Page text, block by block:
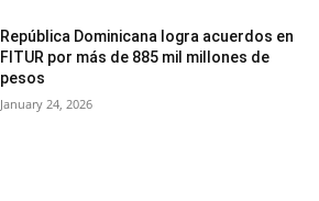
República Dominicana logra acuerdos en
FITUR por más de 885 mil millones de
pesos
January 24, 2026